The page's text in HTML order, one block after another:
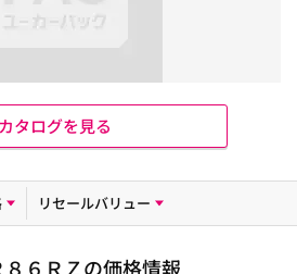
カタログを見る
リセールバリュー
８６ＲＺの価格情報